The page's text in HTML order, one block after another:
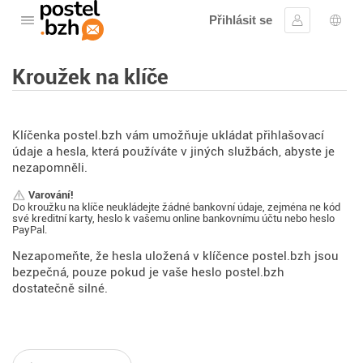
Otevřete nabídku
Přihlásit se
Přihlásit se
Kroužek na klíče
Klíčenka postel.bzh vám umožňuje ukládat přihlašovací
údaje a hesla, která používáte v jiných službách, abyste je
nezapomněli.
Varování!
Do kroužku na klíče neukládejte žádné bankovní údaje, zejména ne kód
své kreditní karty, heslo k vašemu online bankovnímu účtu nebo heslo
PayPal.
Nezapomeňte, že hesla uložená v klíčence postel.bzh jsou
bezpečná, pouze pokud je vaše heslo postel.bzh
dostatečně silné.